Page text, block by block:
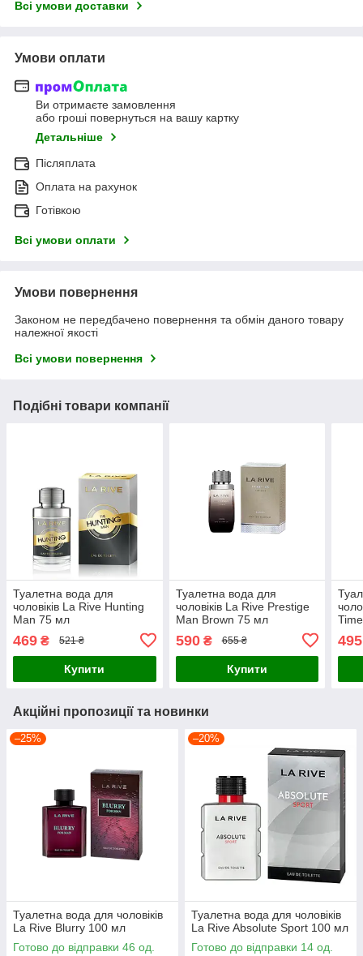
Всі умови доставки
Умови оплати
Ви отримаєте замовлення
або гроші повернуться на вашу картку
Детальніше
Післяплата
Оплата на рахунок
Готівкою
Всі умови оплати
Умови повернення
Законом не передбачено повернення та обмін даного товару
належної якості
Всі умови повернення
Подібні товари компанії
Туалетна вода для
чоловіків La Rive Hunting
Man 75 мл
469 ₴ 521 ₴
Купити
Туалетна вода для
чоловіків La Rive Prestige
Man Brown 75 мл
590₴ 655 ₴
Купити
495
Акційні пропозиції та новинки
–25%
Туалетна вода для чоловіків
La Rive Blurry 100 мл
Готово до відправки 46 од.
–20%
Туалетна вода для чоловіків
La Rive Absolute Sport 100 мл
Готово до відправки 14 од.